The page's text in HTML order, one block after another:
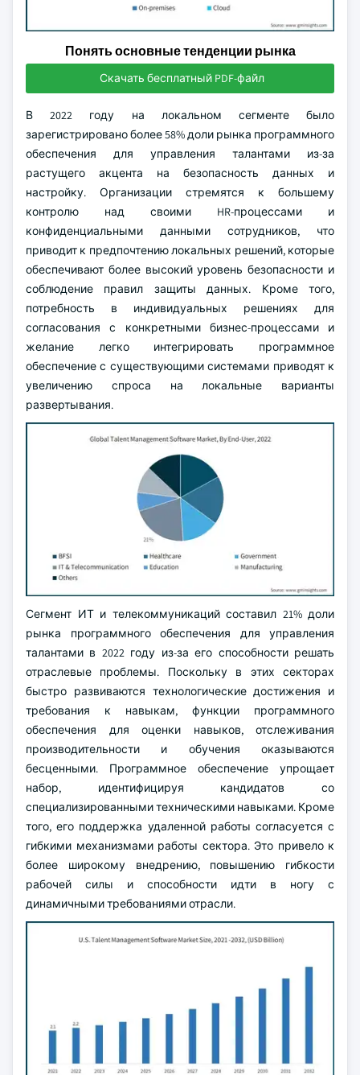
Понять основные тенденции рынка
Скачать бесплатный PDF-файл
В 2022 году на локальном сегменте было
зарегистрировано более 58% доли рынка программного
обеспечения для управления талантами из-за
растущего акцента на безопасность данных и
настройку. Организации стремятся к большему
контролю над своими HR-процессами и
конфиденциальными данными сотрудников, что
приводит к предпочтению локальных решений, которые
обеспечивают более высокий уровень безопасности и
соблюдение правил защиты данных. Кроме того,
потребность в индивидуальных решениях для
согласования с конкретными бизнес-процессами и
желание легко интегрировать программное
обеспечение с существующими системами приводят к
увеличению спроса на локальные варианты
развертывания.
Сегмент ИТ и телекоммуникаций составил 21% доли
рынка программного обеспечения для управления
талантами в 2022 году из-за его способности решать
отраслевые проблемы. Поскольку в этих секторах
быстро развиваются технологические достижения и
требования к навыкам, функции программного
обеспечения для оценки навыков, отслеживания
производительности и обучения оказываются
бесценными. Программное обеспечение упрощает
набор, идентифицируя кандидатов со
специализированными техническими навыками. Кроме
того, его поддержка удаленной работы согласуется с
гибкими механизмами работы сектора. Это привело к
более широкому внедрению, повышению гибкости
рабочей силы и способности идти в ногу с
динамичными требованиями отрасли.